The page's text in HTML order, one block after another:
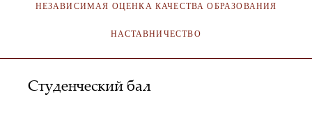
НЕЗАВИСИМАЯ ОЦЕНКА КАЧЕСТВА ОБРАЗОВАНИЯ
НАСТАВНИЧЕСТВО
Студенческий бал